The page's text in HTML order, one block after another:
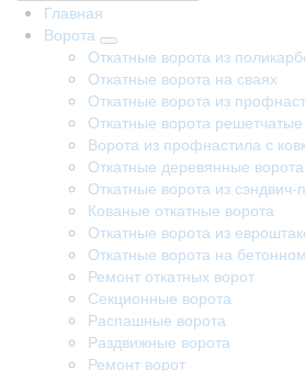
Главная
Ворота
Откатные ворота из
Откатные ворота на сваях
Откатные ворота из
Откатные ворота решетчатые
Ворота из профнастила с
Откатные деревянные ворота
Откатные ворота из сэндвич-
Кованые откатные ворота
Откатные ворота из
Откатные ворота на
Ремонт откатных ворот
Секционные ворота
Распашные ворота
Раздвижные ворота
Ремонт ворот